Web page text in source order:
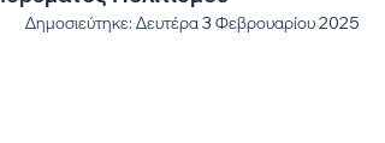
Δημοσιεύτηκε: Δευτέρα 3 Φεβρουαρίου 2025